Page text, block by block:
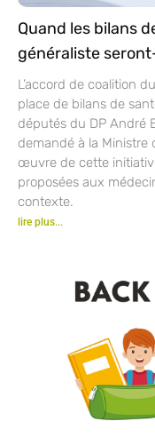
Quand les bilans
généraliste
L’accord de coalition
place de bilans de
députés du DP André
demandé à la Ministre
œuvre de cette
proposées aux
contexte.
lire plus...